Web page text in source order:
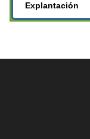
Explantación